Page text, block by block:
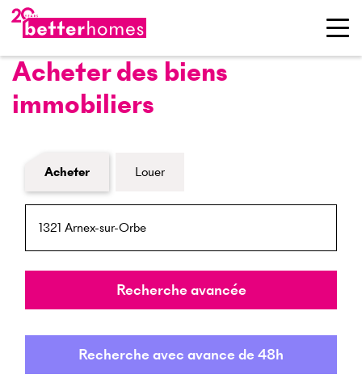
Acheter des biens
immobiliers
Formulaire de recherche de biens
Acheter Louer
NPA / Lieu
Rayon
Recherche avancée
Recherche avec avance de 48h